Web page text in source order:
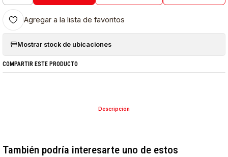
Agregar a la lista de favoritos
Mostrar stock de ubicaciones
COMPARTIR ESTE PRODUCTO
Descripción
También podría interesarte uno de estos